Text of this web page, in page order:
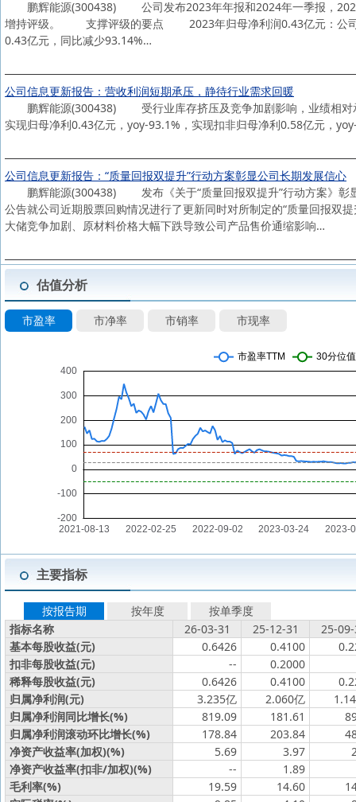
鹏辉能源(300438) 公司发布2023年年报和2024年一季报，2023
增持评级。 支撑评级的要点 2023年归母净利润0.43亿元：公司
0.43亿元，同比减少93.14%…
公司信息更新报告：营收利润短期承压，静待行业需求回暖
鹏辉能源(300438) 受行业库存挤压及竞争加剧影响，业绩相对
实现归母净利0.43亿元，yoy-93.1%，实现扣非归母净利0.58亿元，
公司信息更新报告：“质量回报双提升”行动方案彰显公司长期发展信心
鹏辉能源(300438) 发布《关于“质量回报双提升”行动方案》彰
公告就公司近期股票回购情况进行了更新同时对所制定的“质量回报双
大储竞争加剧、原材料价格大幅下跌导致公司产品售价通缩影响…
估值分析
市盈率 市净率 市销率 市现率
主要指标
按报告期 按年度
按单季度
指标名称
26-03-31 25-12-31
25-
基本每股收益(元)
0.6426 0.4100
扣非每股收益(元)
--
0.2000
稀释每股收益(元)
0.6426 0.4100
归属净利润(元)
3.235亿 2.060亿
归属净利润同比增长(%)
819.09 181.61
归属净利润滚动环比增长(%)
178.84 203.84
净资产收益率(加权)(%)
5.69 3.97
净资产收益率(扣非/加权)(%)
--
1.89
毛利率(%)
19.59 14.60